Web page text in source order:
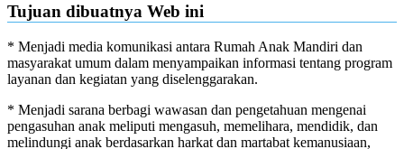
Tujuan dibuatnya Web ini
* Menjadi media komunikasi antara Rumah Anak Mandiri dan
masyarakat umum dalam menyampaikan informasi tentang program
layanan dan kegiatan yang diselenggarakan.
* Menjadi sarana berbagi wawasan dan pengetahuan mengenai
pengasuhan anak meliputi mengasuh, memelihara, mendidik, dan
melindungi anak berdasarkan harkat dan martabat kemanusiaan,